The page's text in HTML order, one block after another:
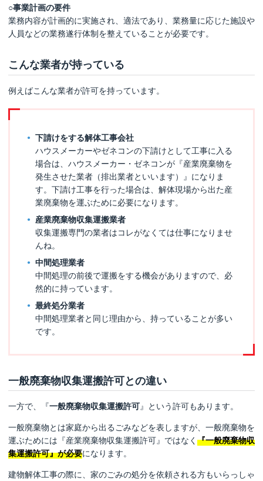
○事業計画の要件
業務内容が計画的に実施され、適法であり、業務量に応じた施設や
人員などの業務遂行体制を整えていることが必要です。
こんな業者が持っている
例えばこんな業者が許可を持っています。
下請けをする解体工事会社
ハウスメーカーやゼネコンの下請けとして工事に入る
場合は、ハウスメーカー・ゼネコンが『産業廃棄物を
発生させた業者（排出業者といいます）』になりま
す。下請け工事を行った場合は、解体現場から出た産
業廃棄物を運ぶために必要になります。
産業廃棄物収集運搬業者
収集運搬専門の業者はコレがなくては仕事になりませ
んね。
中間処理業者
中間処理の前後で運搬をする機会がありますので、必
然的に持っています。
最終処分業者
中間処理業者と同じ理由から、持っていることが多い
です。
一般廃棄物収集運搬許可との違い
一方で、『一般廃棄物収集運搬許可』という許可もあります。
一般廃棄物とは家庭から出るごみなどを表しますが、一般廃棄物を
運ぶためには『産業廃棄物収集運搬許可』ではなく 『一般廃棄物収
集運搬許可』が必要になります。
建物解体工事の際に、家のごみの処分を依頼される方もいらっしゃ